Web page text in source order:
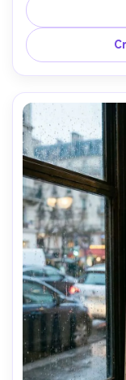
fondo
detalles
agua,